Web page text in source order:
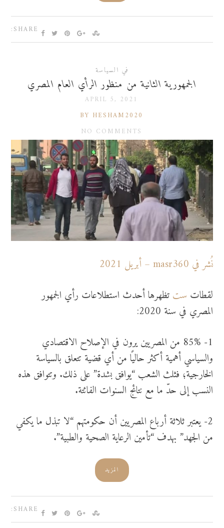
SHARE:
في السياسة
الجمهورية الثانية من منظور الرأي العام المصري
APRIL 5, 2021
BY HESHAM2020
NO COMMENTS
نُشر في masr360 – أبريل 2021
لقطات ست تظهرها أحدث استطلاعات رأي الجمهور
المصري في سنة 2020:
1- 85% من المصريين يرون في الإصلاح الاقتصادي
والسياسي أهمية أكثر حاليًا من أي قضية تتعلق بالسياسة
الخارجية؛ فثلث الشعب “يوافق بشدة” على ذلك. وتتوافق هذه
النسب إلى حدّ ما مع نتائج السنوات الفائتة.
2- يعتبر ثلاثة أرباع المصريين أن حكومتهم “لا تبذل ما يكفي
من الجهد” بهدف “تأمين الرعاية الصحية والطبية”.
المزيد
SHARE: